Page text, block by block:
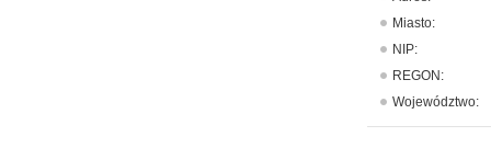
Miasto:
NIP:
REGON:
Województwo: